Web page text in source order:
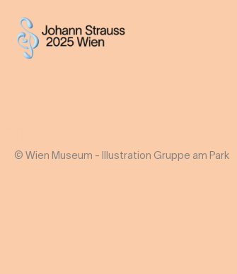
© Wien Museum - Illustration Gruppe am Park